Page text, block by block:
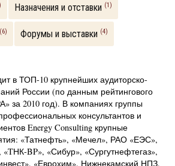
Назначения и отставки (1)
(6) Форумы и выставки (4)
в ТОП-10 крупнейших аудиторско-
России (по данным рейтингового
за 2010 год). В компаниях группы
консультантов и
Energy Consulting крупные
«Татнефть», «Мечел», РАО «ЕЭС»,
«TНК-BP», «Сибур», «Сургутнефтегаз»,
«Еврохим», Нижнекамский НПЗ,